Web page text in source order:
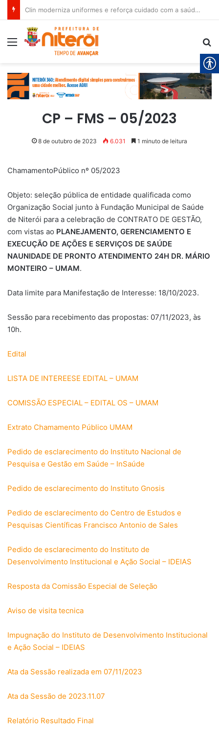
Clin moderniza uniformes e reforça cuidado com a saúde dos garis
Menu
CP – FMS – 05/2023
8 de outubro de 2023 6.031 1 minuto de leitura
ChamamentoPúblico nº 05/2023
Objeto: seleção pública de entidade qualificada como
Organização Social junto à Fundação Municipal de Saúde
de Niterói para a celebração de CONTRATO DE GESTÃO,
com vistas ao PLANEJAMENTO, GERENCIAMENTO E
EXECUÇÃO DE AÇÕES E SERVIÇOS DE SAÚDE
NAUNIDADE DE PRONTO ATENDIMENTO 24H DR. MÁRIO
MONTEIRO – UMAM.
Data limite para Manifestação de Interesse: 18/10/2023.
Sessão para recebimento das propostas: 07/11/2023, às
10h.
Edital
LISTA DE INTEREESE EDITAL – UMAM
COMISSÃO ESPECIAL – EDITAL OS – UMAM
Extrato Chamamento Público UMAM
Pedido de esclarecimento do Instituto Nacional de
Pesquisa e Gestão em Saúde – InSaúde
Pedido de esclarecimento do Instituto Gnosis
Pedido de esclarecimento do Centro de Estudos e
Pesquisas Científicas Francisco Antonio de Sales
Pedido de esclarecimento do Instituto de
Desenvolvimento Institucional e Ação Social – IDEIAS
Resposta da Comissão Especial de Seleção
Aviso de visita tecnica
Impugnação do Instituto de Desenvolvimento Institucional
e Ação Social – IDEIAS
Ata da Sessão realizada em 07/11/2023
Ata da Sessão de 2023.11.07
Relatório Resultado Final